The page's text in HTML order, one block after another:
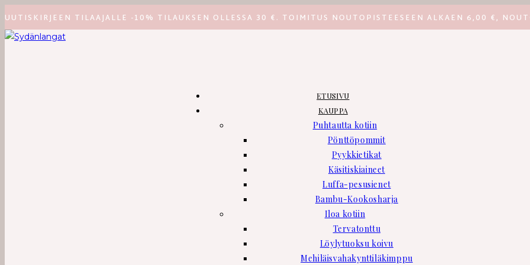
sisältöön
UUTISKIRJEEN TILAAJALLE -10% TILAUKSEN OLLESSA 30 €. TOIMITUS NOUTOPISTEESEEN ALKAEN 6,00 €,
ETUSIVU
KAUPPA
Puhtautta kotiin
Pönttöpommit
Pyykkietikat
Käsitiskiaineet
Luffa-pesusienet
Bambu-Kookosharja
Iloa kotiin
Tervatonttu
Löylytuoksu koivu
Mehiläisvahakynttiläkimppu